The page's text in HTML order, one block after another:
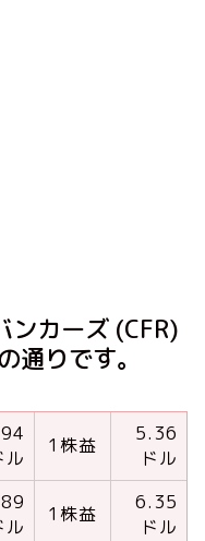
ンカーズ (CFR)
通りです。
ル
1株益
5.36
ドル
ル
1株益
6.35
ドル